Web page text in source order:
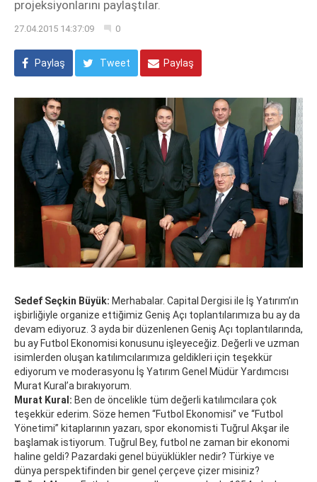
projeksiyonlarını paylaştılar.
27.04.2015 14:37:09 0
Paylaş Tweet Paylaş
Sedef Seçkin Büyük: Merhabalar. Capital Dergisi ile İş Yatırım’ın
işbirliğiyle organize ettiğimiz Geniş Açı toplantılarımıza bu ay da
devam ediyoruz. 3 ayda bir düzenlenen Geniş Açı toplantılarında,
bu ay Futbol Ekonomisi konusunu işleyeceğiz. Değerli ve uzman
isimlerden oluşan katılımcılarımıza geldikleri için teşekkür
ediyorum ve moderasyonu İş Yatırım Genel Müdür Yardımcısı
Murat Kural’a bırakıyorum.
Murat Kural: Ben de öncelikle tüm değerli katılımcılara çok
teşekkür ederim. Söze hemen “Futbol Ekonomisi” ve “Futbol
Yönetimi” kitaplarının yazarı, spor ekonomisti Tuğrul Akşar ile
başlamak istiyorum. Tuğrul Bey, futbol ne zaman bir ekonomi
haline geldi? Pazardaki genel büyüklükler nedir? Türkiye ve
dünya perspektifinden bir genel çerçeve çizer misiniz?